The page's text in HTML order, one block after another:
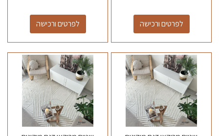
לפרטים ורכישה לפרטים ורכישה